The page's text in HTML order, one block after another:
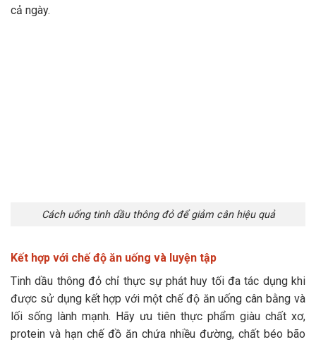
cả ngày.
Cách uống tinh dầu thông đỏ để giảm cân hiệu quả
Kết hợp với chế độ ăn uống và luyện tập
Tinh dầu thông đỏ chỉ thực sự phát huy tối đa tác dụng khi
được sử dụng kết hợp với một chế độ ăn uống cân bằng và
lối sống lành mạnh. Hãy ưu tiên thực phẩm giàu chất xơ,
protein và hạn chế đồ ăn chứa nhiều đường, chất béo bão